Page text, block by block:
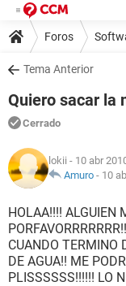
Foros
Tema Anterior
Quiero sacar la
Cerrado
lokii - 10 abr
Amuro - 10
HOLAA!!!! ALGUIEN
CUANDO TERMINO
DE AGUA!! ME
PLISSSSSS!!!!!! LO